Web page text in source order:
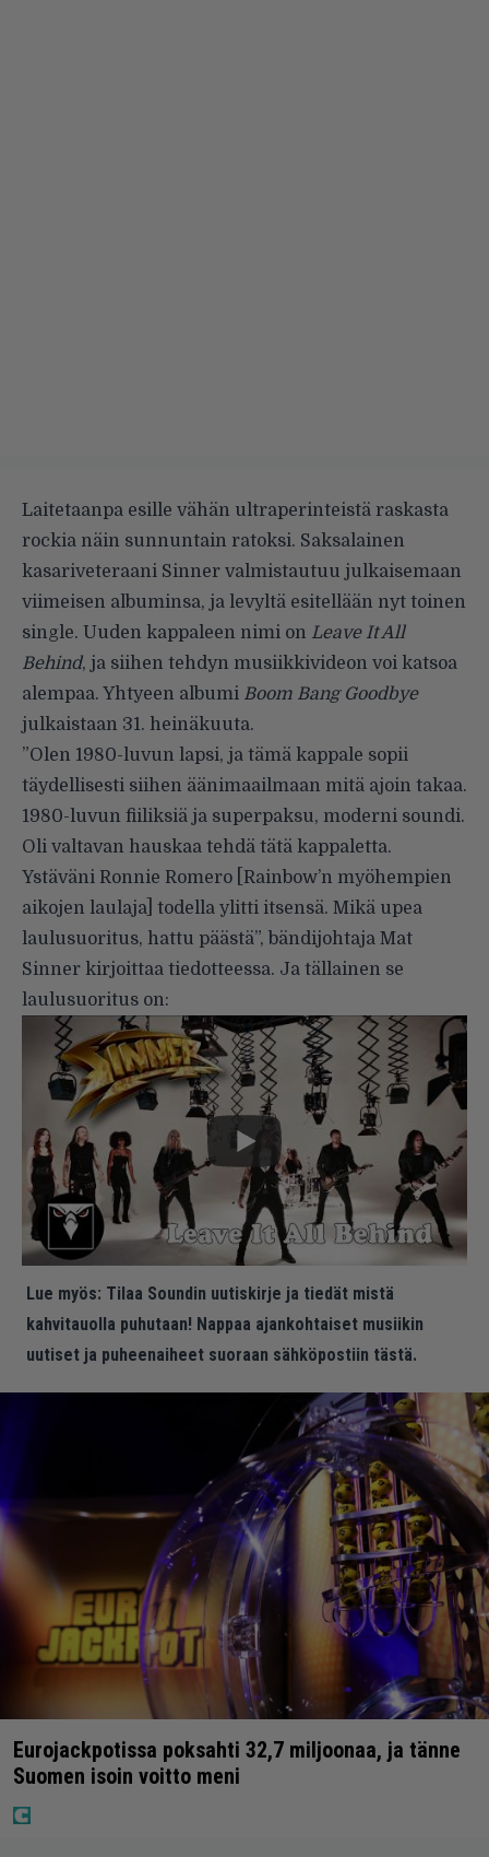
Laitetaanpa esille vähän ultraperinteistä raskasta
rockia näin sunnuntain ratoksi. Saksalainen
kasariveteraani Sinner valmistautuu julkaisemaan
viimeisen albuminsa, ja levyltä esitellään nyt toinen
single. Uuden kappaleen nimi on Leave It All
Behind, ja siihen tehdyn musiikkivideon voi katsoa
alempaa. Yhtyeen albumi Boom Bang Goodbye
julkaistaan 31. heinäkuuta.
”Olen 1980-luvun lapsi, ja tämä kappale sopii
täydellisesti siihen äänimaailmaan mitä ajoin takaa.
1980-luvun fiiliksiä ja superpaksu, moderni soundi.
Oli valtavan hauskaa tehdä tätä kappaletta.
Ystäväni Ronnie Romero [Rainbow’n myöhempien
aikojen laulaja] todella ylitti itsensä. Mikä upea
laulusuoritus, hattu päästä”, bändijohtaja Mat
Sinner kirjoittaa tiedotteessa. Ja tällainen se
laulusuoritus on:
Lue myös: Tilaa Soundin uutiskirje ja tiedät mistä
kahvitauolla puhutaan! Nappaa ajankohtaiset musiikin
uutiset ja puheenaiheet suoraan sähköpostiin tästä.
Eurojackpotissa poksahti 32,7 miljoonaa, ja tänne
Suomen isoin voitto meni